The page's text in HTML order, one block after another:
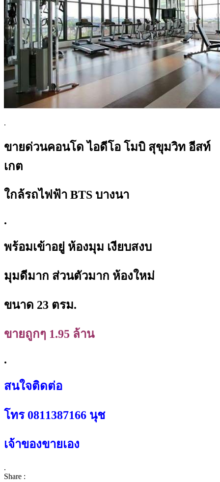
.
ขายด่วนคอนโด ไอดีโอ โมบิ สุขุมวิท อีสท์
เกต
ใกล้รถไฟฟ้า BTS บางนา
.
พร้อมเข้าอยู่ ห้องมุม เงียบสงบ
มุมดีมาก ส่วนตัวมาก ห้องใหม่
ขนาด 23 ตรม.
ขายถูกๆ 1.95 ล้าน
.
สนใจติดต่อ
โทร 0811387166 นุช
เจ้าของขายเอง
.
Share :